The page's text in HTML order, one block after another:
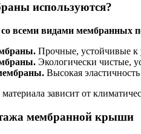
используются?
всеми видами мембранных
Прочные, устойчивые к
Экологически чистые,
Высокая
зависит от
мембранной крыши